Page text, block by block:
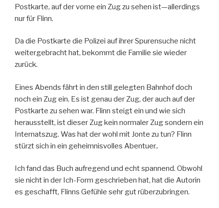
Postkarte, auf der vorne ein Zug zu sehen ist—allerdings
nur für Flinn.
Da die Postkarte die Polizei auf ihrer Spurensuche nicht
weitergebracht hat, bekommt die Familie sie wieder
zurück.
Eines Abends fährt in den still gelegten Bahnhof doch
noch ein Zug ein. Es ist genau der Zug, der auch auf der
Postkarte zu sehen war. Flinn steigt ein und wie sich
herausstellt, ist dieser Zug kein normaler Zug sondern ein
Internatszug. Was hat der wohl mit Jonte zu tun? Flinn
stürzt sich in ein geheimnisvolles Abentuer..
Ich fand das Buch aufregend und echt spannend. Obwohl
sie nicht in der Ich-Form geschrieben hat, hat die Autorin
es geschafft, Flinns Gefühle sehr gut rüberzubringen.